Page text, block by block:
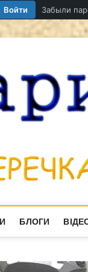
Войти Забыли
БЛОГИ